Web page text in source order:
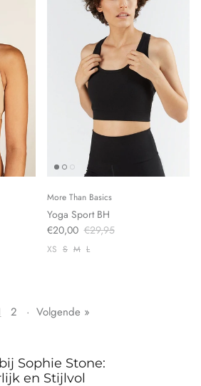
More Than Basics
Yoga Sport BH
€20,00 €29,95
XS S M L
2 · Volgende »
Sophie Stone:
en Stijlvol